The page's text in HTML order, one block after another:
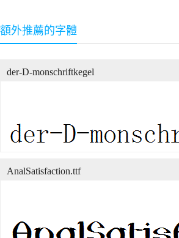
額外推薦的字體
der-D-monschriftkegel
AnalSatisfaction.ttf